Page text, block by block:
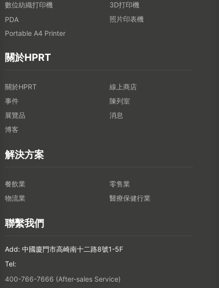
數位紡織打印機
3D打印機
PDA
照片印表機
Portable A4 Printer
關於HPRT
關於HPRT
線上商店
事件
陳列室
展覽品
消息
博客
解決方案
餐飲業
零售業
物流業
醫療保健行業
聯繫我們
Add: 中國廈門市高崎南十二路8號1-5F
Tel:
400-766-7666 (After-sales Service)